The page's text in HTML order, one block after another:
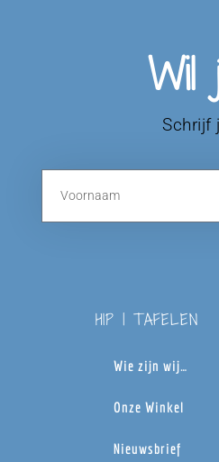
Wil
Schrijf
HIP | TAFELEN
Wie zijn wij…
Onze Winkel
Nieuwsbrief